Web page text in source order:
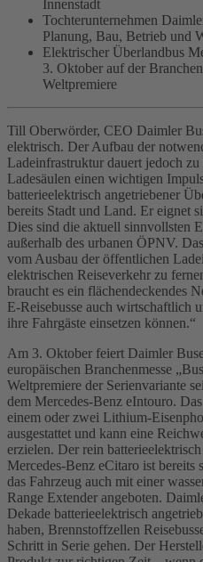
Innenstadt
Tochterunternehmen
Planung, Bau, Betrieb und
Elektrischer Überlandbus
3. Oktober auf der
Weltpremiere
Till Oberwörder, CEO Daimler
elektrisch. Der Aufbau der
Ladeinfrastruktur dauert jedoch
Ladesäulen einen wichtigen
batterieelektrisch angetriebener
bereits Stadt und Land. Er eignet
Dies sind die aktuell sinnvollsten
außerhalb des urbanen ÖPNV.
vom Ausbau der öffentlichen
elektrischen Reiseverkehr zu
braucht es ein flächendeckendes
E‑Reisebusse auch wirtschaftlich
ihre Fahrgäste einsetzen können.“
Am 3. Oktober feiert Daimler
europäischen Branchenmesse
Weltpremiere der Serienvariante
dem Mercedes‑Benz eIntouro.
einem oder zwei Lithium-
ausgestattet und kann eine
erzielen. Der rein
Mercedes‑Benz eCitaro ist
das Fahrzeug auch mit einer
Range Extender angeboten.
Dekade batterieelektrisch
haben, Brennstoffzellen
Schritt in Serie gehen. Der